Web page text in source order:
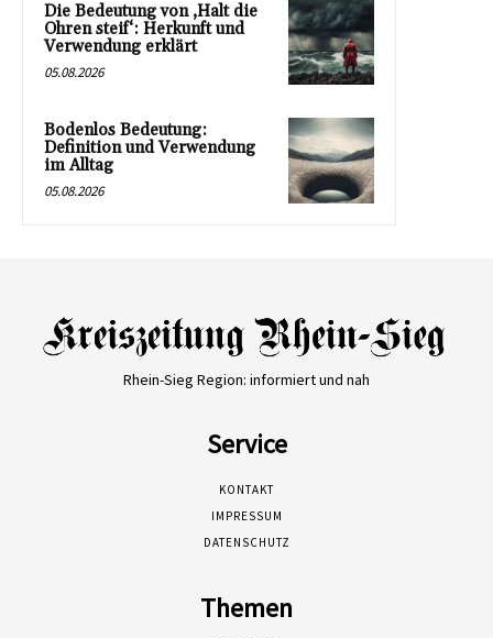
Die Bedeutung von ‚Halt die
Ohren steif‘: Herkunft und
Verwendung erklärt
05.08.2026
Bodenlos Bedeutung:
Definition und Verwendung
im Alltag
05.08.2026
Rhein-Sieg Region: informiert und nah
Service
KONTAKT
IMPRESSUM
DATENSCHUTZ
Themen